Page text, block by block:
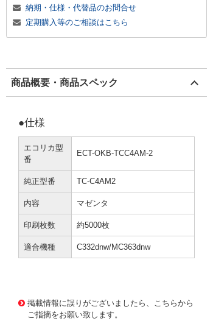
納期・仕様・代替品のお問合せ
定期購入等のご相談はこちら
商品概要・商品スペック
●仕様
エコリカ型
番
ECT-OKB-TCC4AM-2
純正型番 TC-C4AM2
内容 マゼンタ
印刷枚数 約5000枚
適合機種 C332dnw/MC363dnw
掲載情報に誤りがございましたら、こちらから
ご指摘をお願い致します。